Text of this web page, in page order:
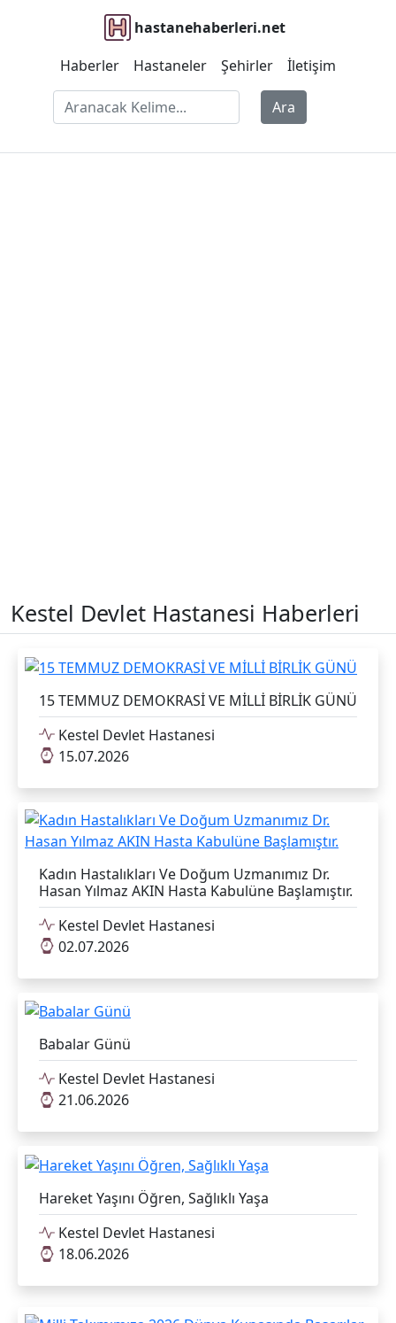
hastanehaberleri.net
Haberler
Hastaneler Şehirler İletişim
Ara
Kestel Devlet Hastanesi Haberleri
15 TEMMUZ DEMOKRASİ VE MİLLİ BİRLİK GÜNÜ
Kestel Devlet Hastanesi
15.07.2026
Kadın Hastalıkları Ve Doğum Uzmanımız Dr.
Hasan Yılmaz AKIN Hasta Kabulüne Başlamıştır.
Kestel Devlet Hastanesi
02.07.2026
Babalar Günü
Kestel Devlet Hastanesi
21.06.2026
Hareket Yaşını Öğren, Sağlıklı Yaşa
Kestel Devlet Hastanesi
18.06.2026